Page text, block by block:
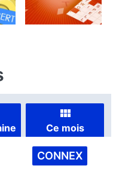
Ce mois
CONNEX